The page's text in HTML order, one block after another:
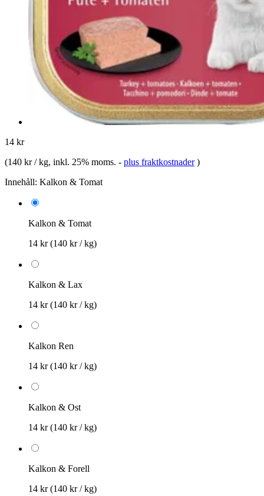
14 kr
(140 kr / kg, inkl. 25% moms. - plus fraktkostnader )
Innehåll: Kalkon & Tomat
Kalkon & Tomat
14 kr(140 kr / kg)
Kalkon & Lax
14 kr(140 kr / kg)
Kalkon Ren
14 kr(140 kr / kg)
Kalkon & Ost
14 kr(140 kr / kg)
Kalkon & Forell
14 kr(140 kr / kg)